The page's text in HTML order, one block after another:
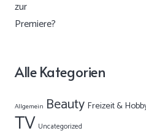
Alle Kategorien
Allgemein Beauty Freizeit &
TV Uncategorized